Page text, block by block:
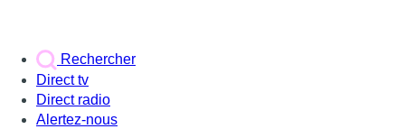
Rechercher
Direct tv
Direct radio
Alertez-nous